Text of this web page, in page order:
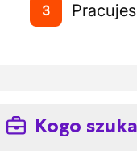
3
Kogo